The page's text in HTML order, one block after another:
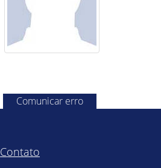
Comunicar erro
Contato